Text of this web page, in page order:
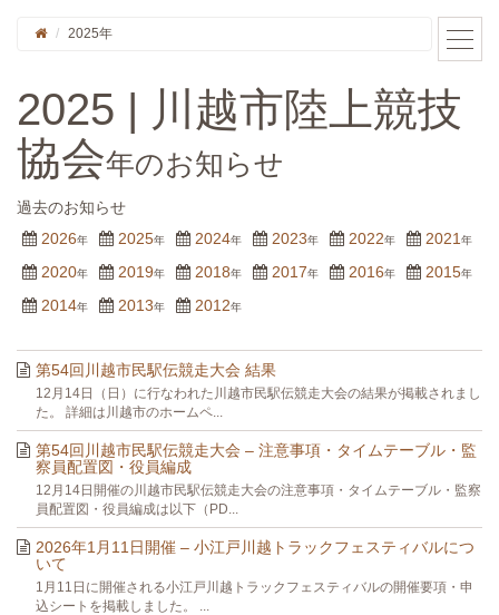
2025年
2025 | 川越市陸上競技
協会年のお知らせ
過去のお知らせ
2026年 2025年 2024年 2023年 2022年 2021 年
2020年 2019年 2018年 2017年 2016年 2015年
2014年 2013年 2012年
第54回川越市民駅伝競走大会 結果
12月14日（日）に行なわれた川越市民駅伝競走大会の結果が掲載されまし
た。 詳細は川越市のホームペ...
第54回川越市民駅伝競走大会 – 注意事項・タイムテーブル・監
察員配置図・役員編成
12月14日開催の川越市民駅伝競走大会の注意事項・タイムテーブル・監察
員配置図・役員編成は以下（PD...
2026年1月11日開催 – 小江戸川越トラックフェスティバルにつ
いて
1月11日に開催される小江戸川越トラックフェスティバルの開催要項・申
込シートを掲載しました。 ...